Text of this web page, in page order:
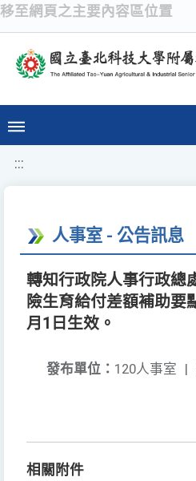
移至網頁之主要內容區位置
:::
人事室 - 公告訊息
轉知行政院人事行政總
險生育給付差額補助要
月1日生效。
發布單位： 120人事室 |
相關附件